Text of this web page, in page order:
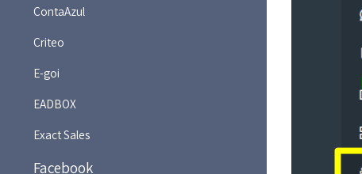
ContaAzul
Criteo
E-goi
EADBOX
Exact Sales
Facebook